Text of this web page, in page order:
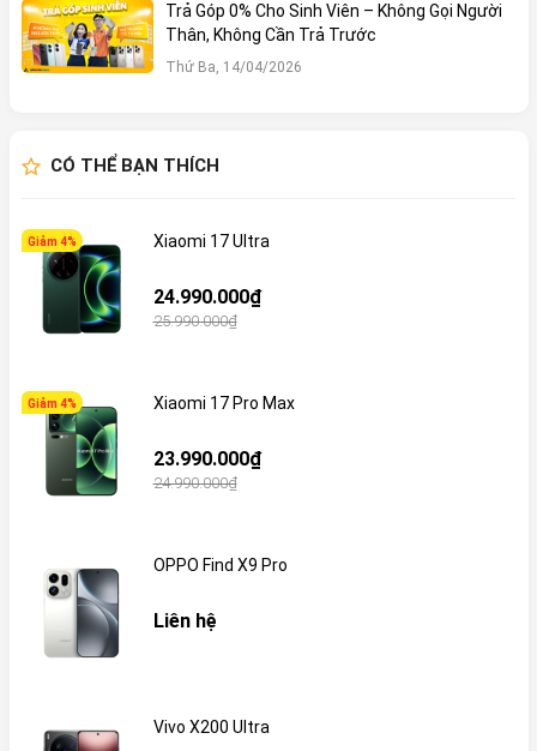
Trả Góp 0% Cho Sinh Viên – Không Gọi Người
Thân, Không Cần Trả Trước
Thứ Ba, 14/04/2026
CÓ THỂ BẠN THÍCH
Giảm 4% Xiaomi 17 Ultra
24.990.000₫
25.990.000₫
Giảm 4% Xiaomi 17 Pro Max
23.990.000₫
24.990.000₫
OPPO Find X9 Pro
Liên hệ
Vivo X200 Ultra